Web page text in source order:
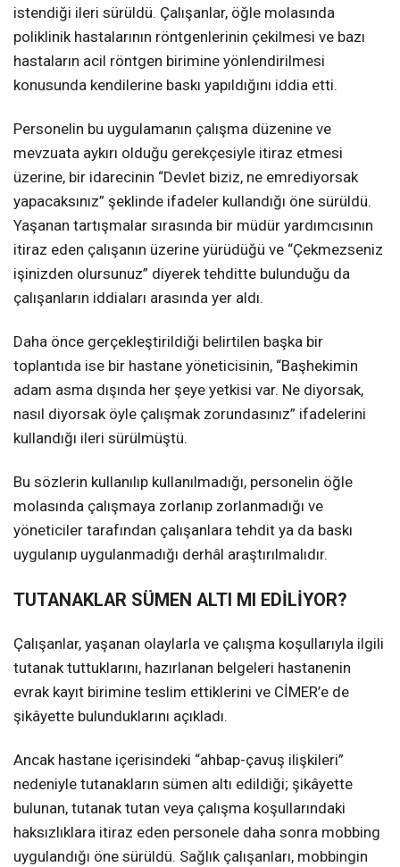
istendiği ileri sürüldü. Çalışanlar, öğle molasında
poliklinik hastalarının röntgenlerinin çekilmesi ve bazı
hastaların acil röntgen birimine yönlendirilmesi
konusunda kendilerine baskı yapıldığını iddia etti.
Personelin bu uygulamanın çalışma düzenine ve
mevzuata aykırı olduğu gerekçesiyle itiraz etmesi
üzerine, bir idarecinin “Devlet biziz, ne emrediyorsak
yapacaksınız” şeklinde ifadeler kullandığı öne sürüldü.
Yaşanan tartışmalar sırasında bir müdür yardımcısının
itiraz eden çalışanın üzerine yürüdüğü ve “Çekmezseniz
işinizden olursunuz” diyerek tehditte bulunduğu da
çalışanların iddiaları arasında yer aldı.
Daha önce gerçekleştirildiği belirtilen başka bir
toplantıda ise bir hastane yöneticisinin, “Başhekimin
adam asma dışında her şeye yetkisi var. Ne diyorsak,
nasıl diyorsak öyle çalışmak zorundasınız” ifadelerini
kullandığı ileri sürülmüştü.
Bu sözlerin kullanılıp kullanılmadığı, personelin öğle
molasında çalışmaya zorlanıp zorlanmadığı ve
yöneticiler tarafından çalışanlara tehdit ya da baskı
uygulanıp uygulanmadığı derhâl araştırılmalıdır.
TUTANAKLAR SÜMEN ALTI MI EDİLİYOR?
Çalışanlar, yaşanan olaylarla ve çalışma koşullarıyla ilgili
tutanak tuttuklarını, hazırlanan belgeleri hastanenin
evrak kayıt birimine teslim ettiklerini ve CİMER’e de
şikâyette bulunduklarını açıkladı.
Ancak hastane içerisindeki “ahbap-çavuş ilişkileri”
nedeniyle tutanakların sümen altı edildiği; şikâyette
bulunan, tutanak tutan veya çalışma koşullarındaki
haksızlıklara itiraz eden personele daha sonra mobbing
uygulandığı öne sürüldü. Sağlık çalışanları, mobbingin